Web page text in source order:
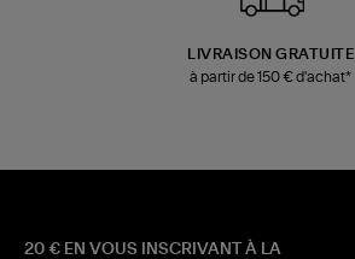
LIVRAISON GRATUITE
à partir de 150 € d'achat*
20 € EN VOUS INSCRIVANT À LA